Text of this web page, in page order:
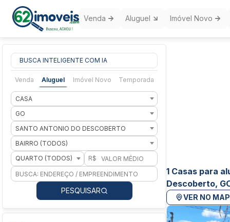
Venda Aluguel Imóvel Novo
BUSCA INTELIGENTE COM IA
Venda Aluguel Imóvel Novo Temporada
CASA
GO
SANTO ANTONIO DO DESCOBERTO
BAIRRO (TODOS)
QUARTO (TODOS)
R$
PESQUISAR
1 Casas para
Descoberto,
VER NO